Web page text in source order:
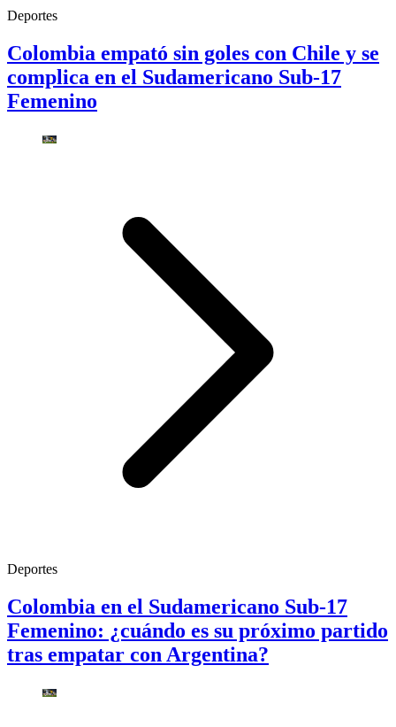
Deportes
Colombia empató sin goles con Chile y se
complica en el Sudamericano Sub-17
Femenino
Deportes
Colombia en el Sudamericano Sub-17
Femenino: ¿cuándo es su próximo partido
tras empatar con Argentina?